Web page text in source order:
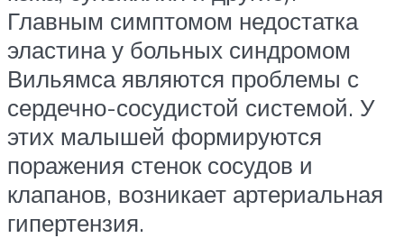
Главным симптомом недостатка
эластина у больных синдромом
Вильямса являются проблемы с
сердечно-сосудистой системой. У
этих малышей формируются
поражения стенок сосудов и
клапанов, возникает артериальная
гипертензия.